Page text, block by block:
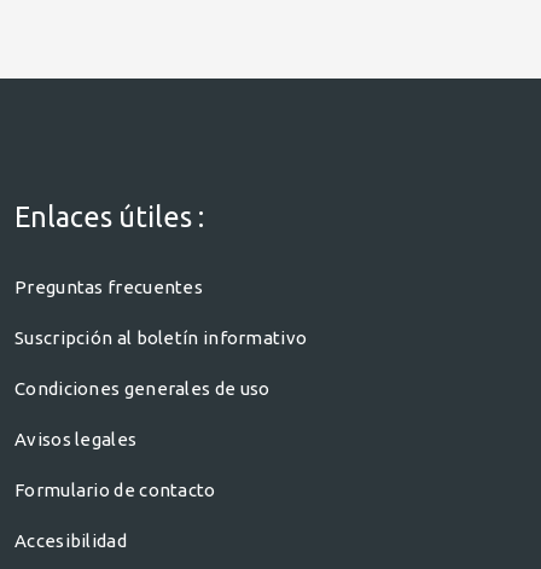
Enlaces útiles :
Preguntas frecuentes
Suscripción al boletín informativo
Condiciones generales de uso
Avisos legales
Formulario de contacto
Accesibilidad